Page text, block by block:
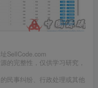
SellCode.com
的完整性，仅供学习研究，
民事纠纷、行政处理或其他